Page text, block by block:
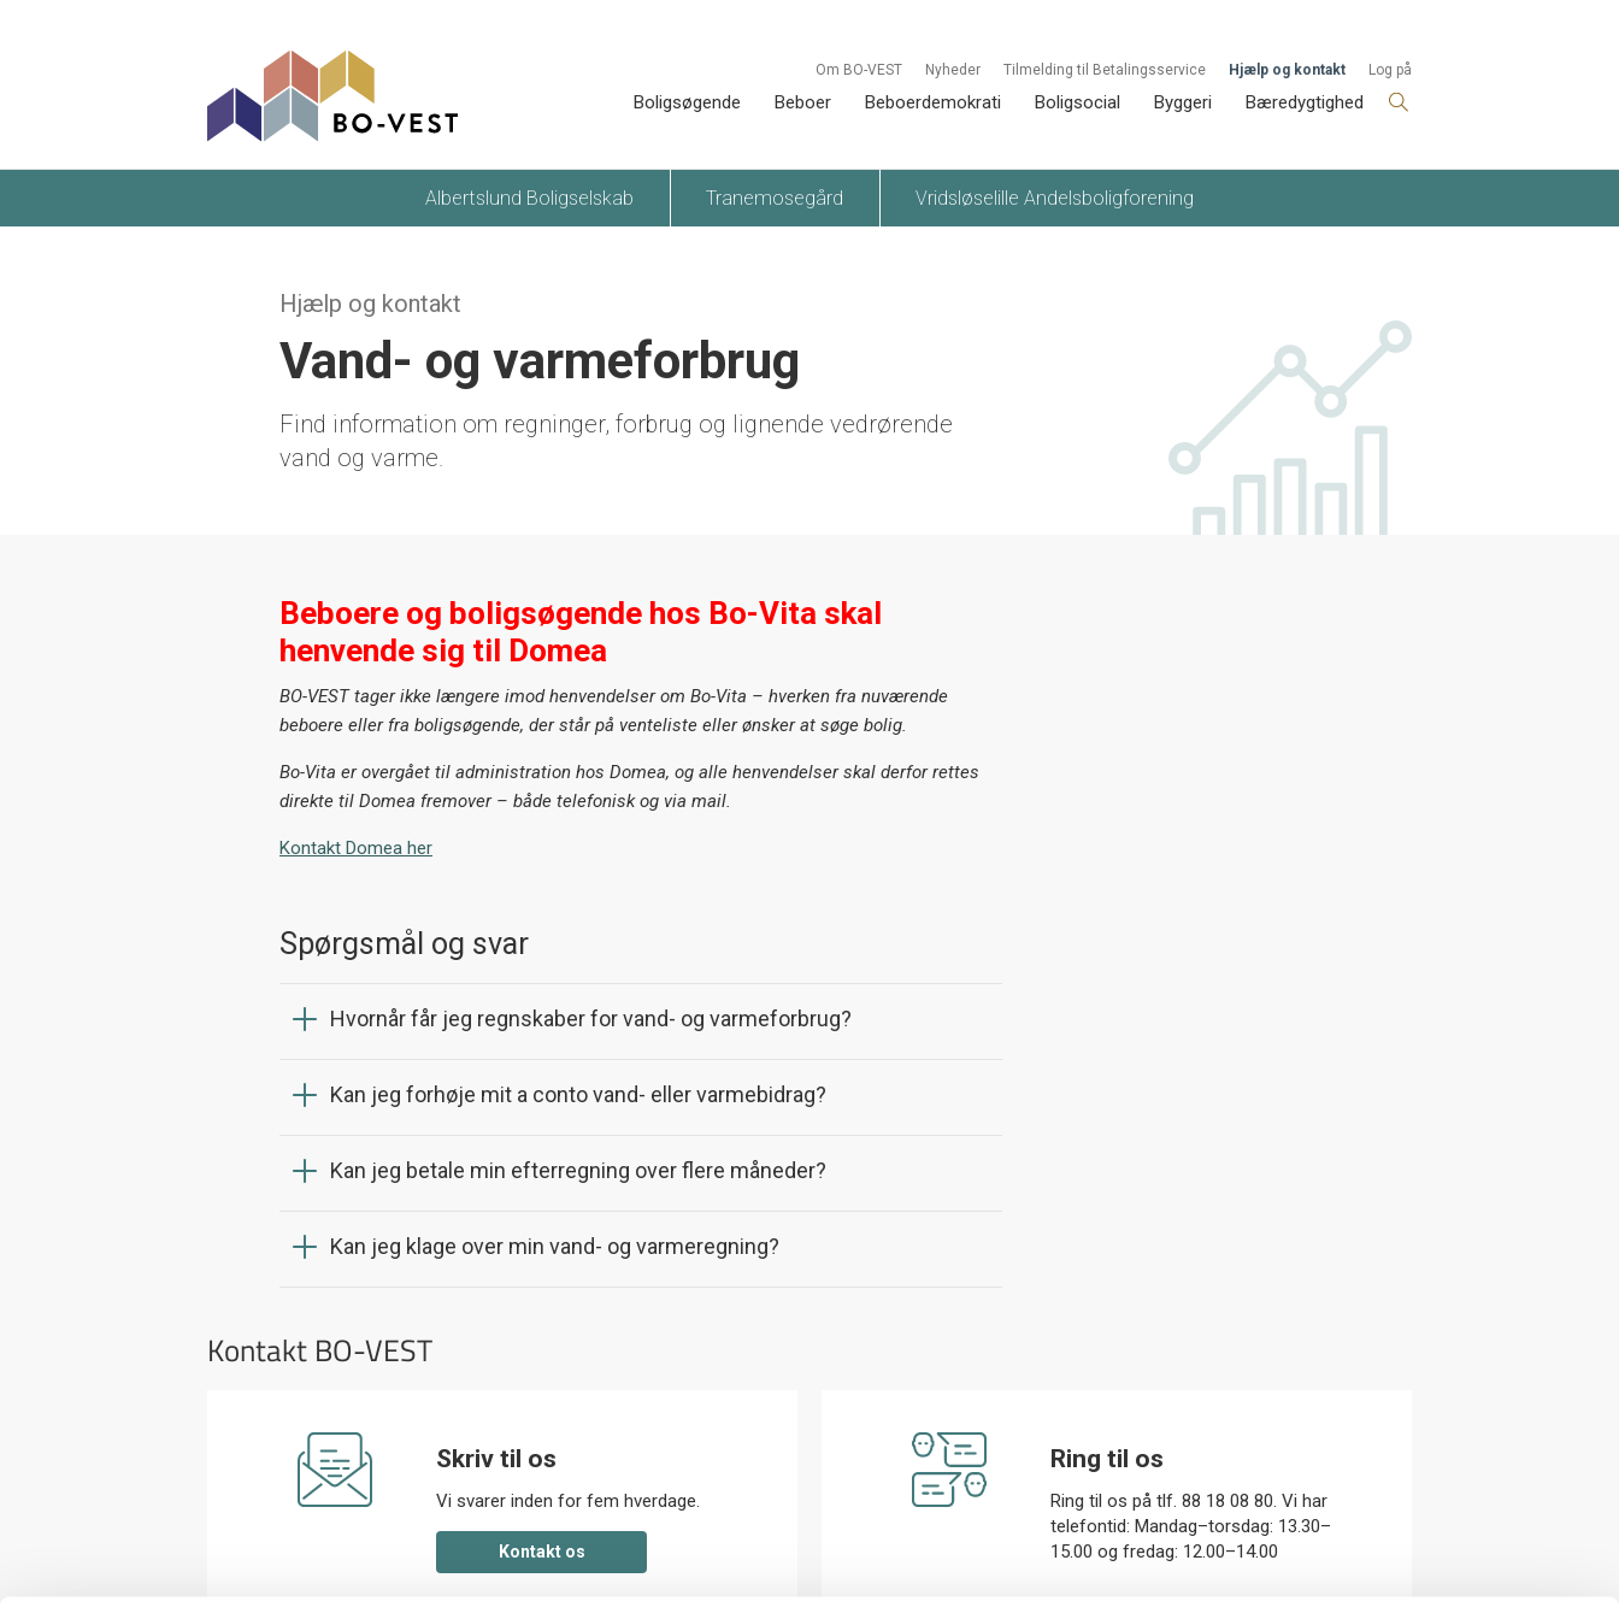
Om BO-VEST Nyheder Tilmelding til Betalingsservice Hjælp og kontakt Log på
Boligsøgende Beboer Beboerdemokrati Boligsocial Byggeri Bæredygtighed
Albertslund Boligselskab Tranemosegård Vridsløselille Andelsboligforening
Hjælp og kontakt
Vand- og varmeforbrug
Find information om regninger, forbrug og lignende vedrørende
vand og varme.
Beboere og boligsøgende hos Bo-Vita skal
henvende sig til Domea
BO-VEST tager ikke længere imod henvendelser om Bo-Vita – hverken fra nuværende
beboere eller fra boligsøgende, der står på venteliste eller ønsker at søge bolig.
Bo-Vita er overgået til administration hos Domea, og alle henvendelser skal derfor rettes
direkte til Domea fremover – både telefonisk og via mail.
Kontakt Domea her
Spørgsmål og svar
Hvornår får jeg regnskaber for vand- og varmeforbrug?
Kan jeg forhøje mit a conto vand- eller varmebidrag?
Kan jeg betale min efterregning over flere måneder?
Kan jeg klage over min vand- og varmeregning?
Kontakt BO-VEST
Skriv til os
Vi svarer inden for fem hverdage.
kontakt os
Ring til os
Ring til os på tlf. 88 18 08 80. Vi har
telefontid: Mandag–torsdag: 13.30–
15.00 og fredag: 12.00–14.00